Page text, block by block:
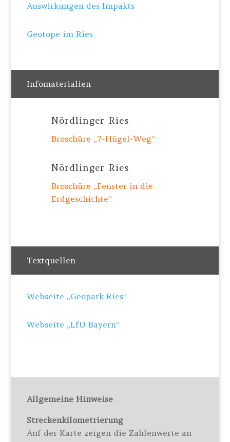
Auswirkungen des Impakts
Geotope im Ries
Infomaterialien
Nördlinger Ries
Broschüre „7-Hügel-Weg“
Nördlinger Ries
Broschüre „Fenster in die
Erdgeschichte“
Textquellen
Webseite „Geopark Ries“
Webseite „LfU Bayern“
Allgemeine Hinweise
Streckenkilometrierung
Auf der Karte zeigen die Zahlenwerte an